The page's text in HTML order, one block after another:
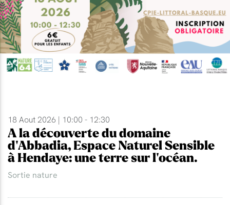
18 Aout 2026 | 10:00 - 12:30
A la découverte du domaine
d'Abbadia, Espace Naturel Sensible
à Hendaye: une terre sur l'océan.
Sortie nature